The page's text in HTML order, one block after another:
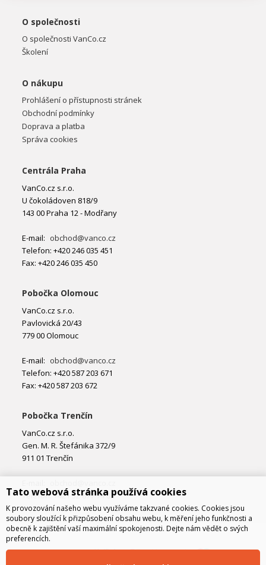
O společnosti
O společnosti VanCo.cz
Školení
O nákupu
Prohlášení o přístupnosti stránek
Obchodní podmínky
Doprava a platba
Správa cookies
Centrála Praha
VanCo.cz s.r.o.
U čokoládoven 818/9
143 00 Praha 12 - Modřany
E-mail: obchod@vanco.cz
Telefon: +420 246 035 451
Fax: +420 246 035 450
Pobočka Olomouc
VanCo.cz s.r.o.
Pavlovická 20/43
779 00 Olomouc
E-mail: obchod@vanco.cz
Telefon: +420 587 203 671
Fax: +420 587 203 672
Pobočka Trenčín
VanCo.cz s.r.o.
Gen. M. R. Štefánika 372/9
911 01 Trenčín
Telefon: +421 32 877 74 02
Tato webová stránka používá cookies
K provozování našeho webu využíváme takzvané cookies. Cookies jsou
soubory sloužící k přizpůsobení obsahu webu, k měření jeho funkčnosti a
obecně k zajištění vaší maximální spokojenosti. Dejte nám vědět o svých
preferencích.